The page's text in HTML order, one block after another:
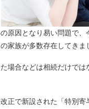
原因となり易い問題で
家族が多数存在してきま
場合などは相続だけで
正で新設された「特別